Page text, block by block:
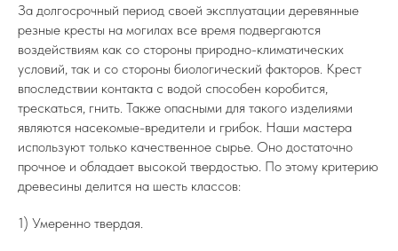
За долгосрочный период своей эксплуатации деревянные
резные кресты на могилах все время подвергаются
воздействиям как со стороны природно-климатических
условий, так и со стороны биологический факторов. Крест
впоследствии контакта с водой способен коробится,
трескаться, гнить. Также опасными для такого изделиями
являются насекомые-вредители и грибок. Наши мастера
используют только качественное сырье. Оно достаточно
прочное и обладает высокой твердостью. По этому критерию
древесины делится на шесть классов:
1) Умеренно твердая.